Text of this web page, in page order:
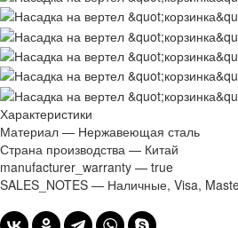
Характеристики
Материал — Нержавеющая сталь
Страна производства — Китай
manufacturer_warranty — true
SALES_NOTES — Наличные, Visa,